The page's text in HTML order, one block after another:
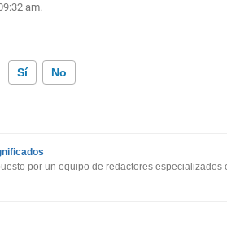
am.
Sí No
que busco
por un equipo de redactores